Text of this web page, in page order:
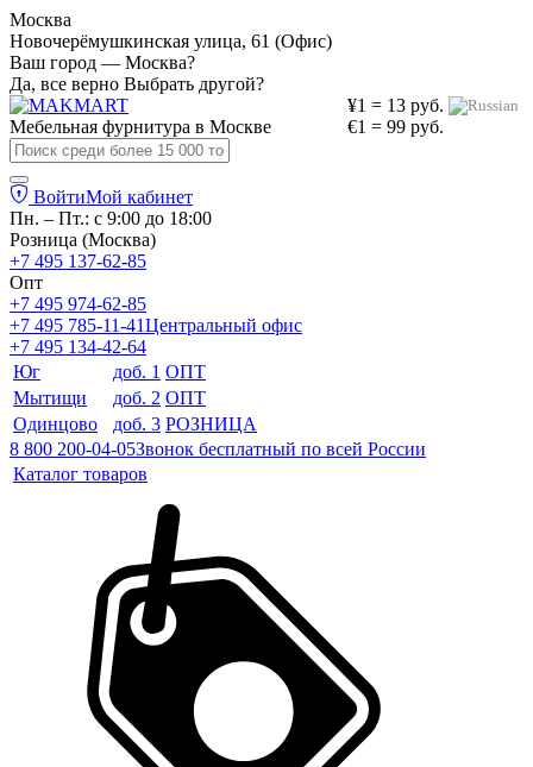
Москва
Новочерёмушкинская улица, 61 (Офис)
Ваш город — Москва?
Да, все верно Выбрать другой?
¥1 = 13 руб.
€1 = 99 руб.
Мебельная фурнитура в Москве
ВойтиМой кабинет
Пн. – Пт.: с 9:00 до 18:00
Розница (Москва)
+7 495 137-62-85
Опт
+7 495 974-62-85
+7 495 785-11-41Центральный офис
+7 495 134-42-64
Юг
доб. 1 ОПТ
Мытищи
доб. 2 ОПТ
Одинцово
доб. 3 РОЗНИЦА
8 800 200-04-05Звонок бесплатный по всей России
Каталог товаров